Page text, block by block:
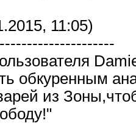
11:05)
обкуренным
из